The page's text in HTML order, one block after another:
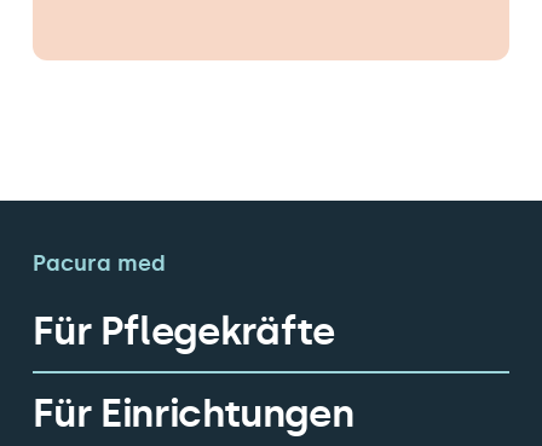
Pacura med
Für Pflegekräfte
Für Einrichtungen